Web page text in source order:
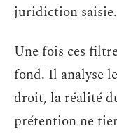
juridiction saisie.
Une fois ces
fond. Il analyse
droit, la réalité
prétention ne